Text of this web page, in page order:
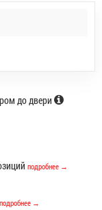
до двери
подробнее →
подробнее →